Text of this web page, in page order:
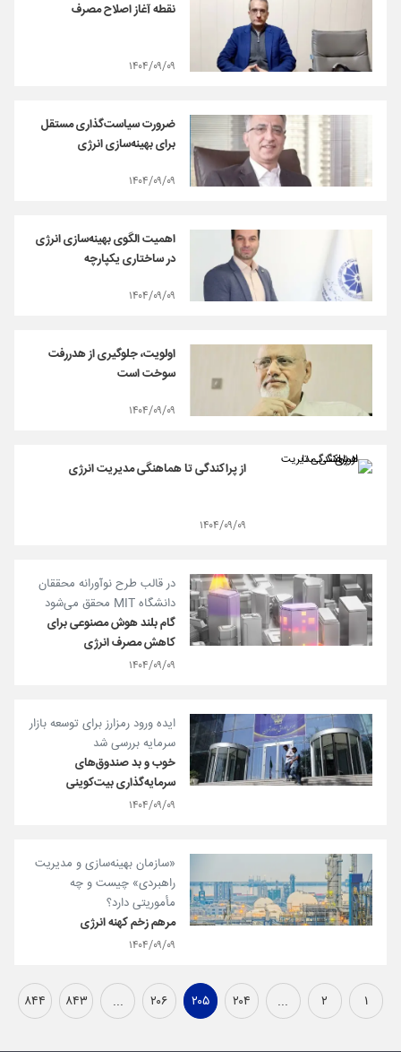
نقطه آغاز اصلاح مصرف
۱۴۰۴/۰۹/۰۹
ضرورت سیاست‌گذاری مستقل
برای بهینه‌سازی انرژی
۱۴۰۴/۰۹/۰۹
اهمیت الگوی بهینه‌سازی انرژی
در ساختاری یکپارچه
۱۴۰۴/۰۹/۰۹
اولویت، جلوگیری از هدررفت
سوخت است
۱۴۰۴/۰۹/۰۹
از پراکندگی تا هماهنگی مدیریت انرژی
۱۴۰۴/۰۹/۰۹
در قالب طرح نوآورانه محققان
دانشگاه MIT محقق می‌شود
گام بلند هوش مصنوعی برای
کاهش مصرف انرژی
۱۴۰۴/۰۹/۰۹
ایده ورود رمزارز برای توسعه بازار
سرمایه بررسی شد
خوب و بد صندوق‌های
سرمایه‌گذاری بیت‌کوینی
۱۴۰۴/۰۹/۰۹
«سازمان بهینه‌سازی و مدیریت
راهبردی» چیست و چه
مأموریتی دارد؟
مرهم زخم کهنه انرژی
۱۴۰۴/۰۹/۰۹
۱ ۲ ... ۲۰۴ ۲۰۵ ۲۰۶ ... ۸۴۳ ۸۴۴